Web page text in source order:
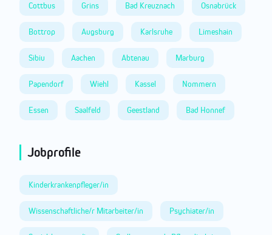
Cottbus Grins Bad Kreuznach Osnabrück
Bottrop Augsburg Karlsruhe Limeshain
Sibiu Aachen Abtenau Marburg
Papendorf Wiehl Kassel Nommern
Essen Saalfeld Geestland Bad Honnef
Jobprofile
Kinderkrankenpfleger/in
Wissenschaftliche/r Mitarbeiter/in Psychiater/in